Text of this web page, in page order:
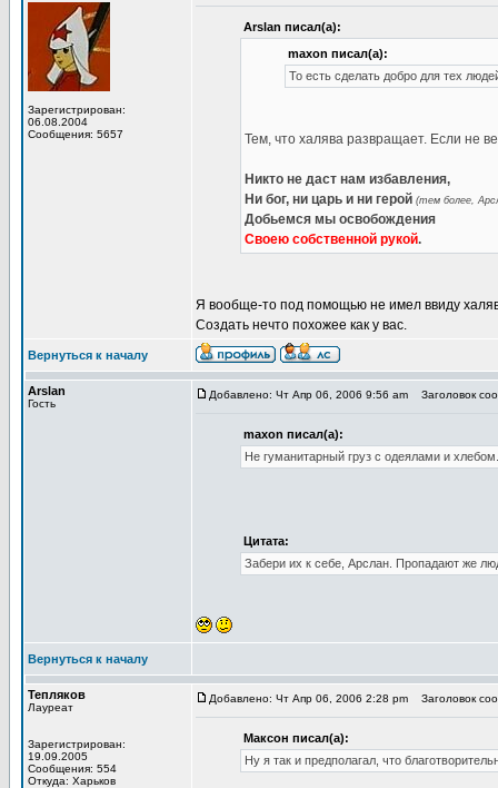
Зарегистрирован:
06.08.2004
Сообщения: 5657
Arslan писал(а):
maxon писал(а):
То есть сделать добро для тех
Тем, что халява развращает. Если не
Никто не даст нам избавления,
Ни бог, ни царь и ни герой (тем более,
Добьемся мы освобождения
Своею собственной рукой.
Я вообще-то под помощью не имел ввиду
Создать нечто похожее как у вас.
Вернуться к началу
Arslan
Гость
Добавлено: Чт Апр 06, 2006 9:56 am Заголовок
maxon писал(а):
Не гуманитарный груз с одеялами и
Цитата:
Забери их к себе, Арслан. Пропадают же
Вернуться к началу
Тепляков
Лауреат
Зарегистрирован:
19.09.2005
Сообщения: 554
Откуда: Харьков
Добавлено: Чт Апр 06, 2006 2:28 pm Заголовок
Максон писал(а):
Ну я так и предполагал, что